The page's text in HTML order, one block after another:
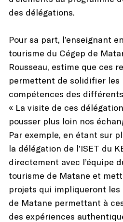
des délégations.
Pour sa part, l’enseignant
tourisme du Cégep de
Rousseau, estime que ces
permettent de solidifier les
compétences des
« La visite de ces
pousser plus loin nos
Par exemple, en étant sur
la délégation de l’ISET du
directement avec l’équipe
tourisme de Matane et
projets qui impliqueront les
de Matane permettant à
des expériences